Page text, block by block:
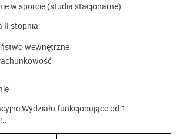
w sporcie (studia stacjonarne)
II stopnia:
wewnętrzne
Wydziału funkcjonujące od 1